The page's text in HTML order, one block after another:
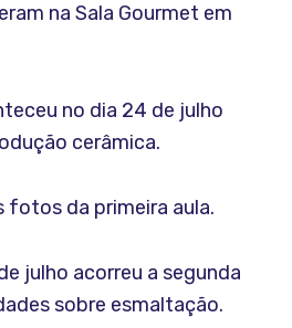
na Sala Gourmet em
no dia 24 de julho
cerâmica.
fotos da primeira aula.
julho acorreu a segunda
sobre esmaltação.